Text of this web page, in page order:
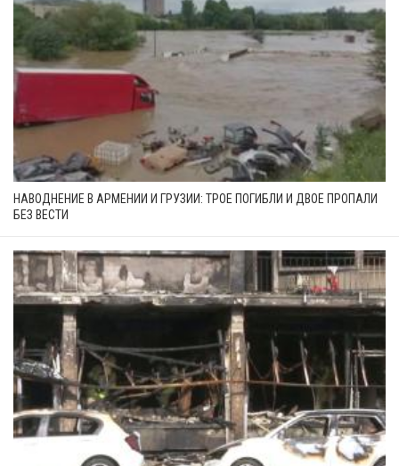
НАВОДНЕНИЕ В АРМЕНИИ И ГРУЗИИ: ТРОЕ ПОГИБЛИ И ДВОЕ ПРОПАЛИ
БЕЗ ВЕСТИ